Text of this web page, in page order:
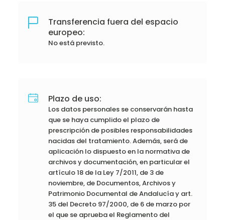
Transferencia fuera del espacio
europeo:
No está previsto.
Plazo de uso:
Los datos personales se conservarán hasta
que se haya cumplido el plazo de
prescripción de posibles responsabilidades
nacidas del tratamiento. Además, será de
aplicación lo dispuesto en la normativa de
archivos y documentación, en particular el
artículo 18 de la Ley 7/2011, de 3 de
noviembre, de Documentos, Archivos y
Patrimonio Documental de Andalucía y art.
35 del Decreto 97/2000, de 6 de marzo por
el que se aprueba el Reglamento del